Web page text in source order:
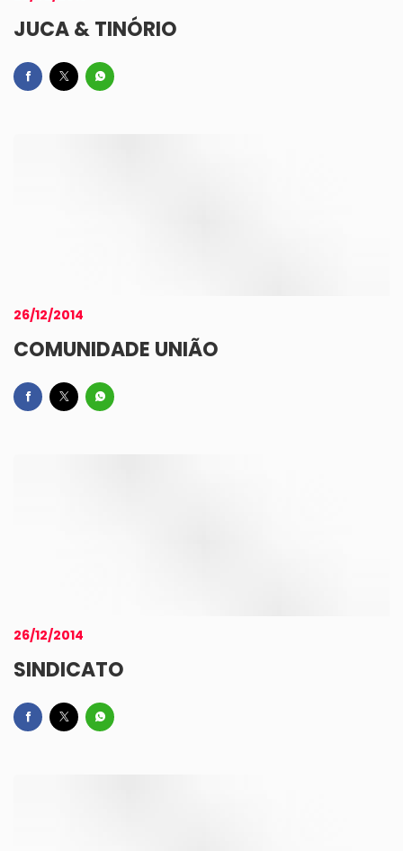
JUCA & TINÓRIO
26/12/2014
COMUNIDADE UNIÃO
26/12/2014
SINDICATO